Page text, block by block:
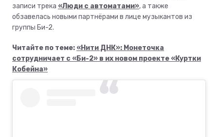
записи трека «Люди с автоматами», а также
обзавелась новыми партнёрами в лице музыкантов из
группы Би-2.
Читайте по теме: «Нити ДНК»: Монеточка
сотрудничает с «Би-2» в их новом проекте «Куртки
Кобейна»